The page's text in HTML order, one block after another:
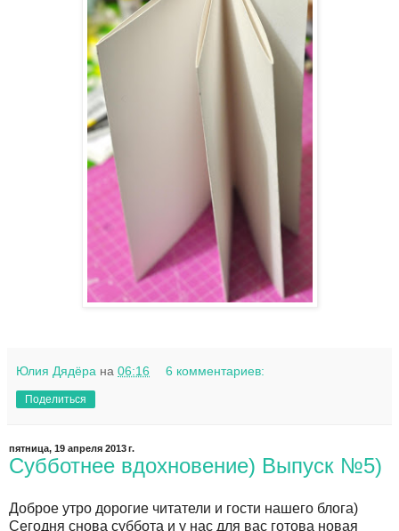
Юлия Дядёра на 06:16 6 комментариев:
Поделиться
пятница, 19 апреля 2013 г.
Субботнее вдохновение) Выпуск №5)
Доброе утро дорогие читатели и гости нашего блога)
Сегодня снова суббота и у нас для вас готова новая